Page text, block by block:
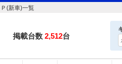
(新車)一覧
掲載台数 2,512台